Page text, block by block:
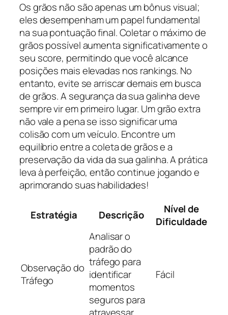
Os grãos não são apenas um bônus visual;
eles desempenham um papel fundamental
na sua pontuação final. Coletar o máximo de
grãos possível aumenta significativamente o
seu score, permitindo que você alcance
posições mais elevadas nos rankings. No
entanto, evite se arriscar demais em busca
de grãos. A segurança da sua galinha deve
sempre vir em primeiro lugar. Um grão extra
não vale a pena se isso significar uma
colisão com um veículo. Encontre um
equilíbrio entre a coleta de grãos e a
preservação da vida da sua galinha. A prática
leva à perfeição, então continue jogando e
aprimorando suas habilidades!
Estratégia Descrição
Nível de
Dificuldade
Observação do
Tráfego
Analisar o
padrão do
tráfego para
identificar
momentos
seguros para
Fácil